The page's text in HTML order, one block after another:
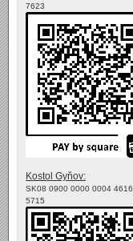
7623
Kostol Gyňov:
SK08 0900 0000 0004 4616
5715